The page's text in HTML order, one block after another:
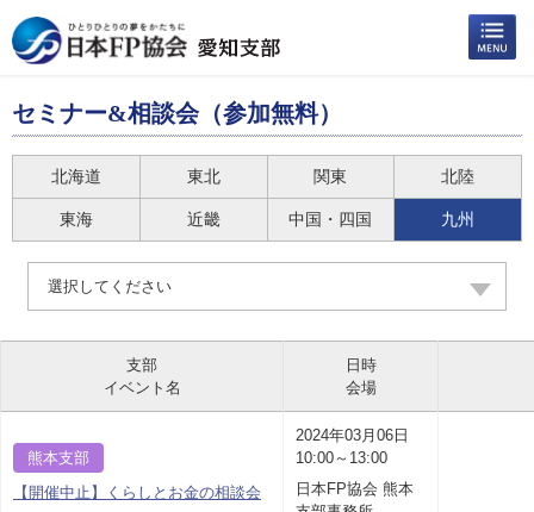
セミナー&相談会（参加無料）
北海道 東北 関東 北陸
東海 近畿 中国・四国 九州
選択してください
支部
イベント名
日時
会場
熊本支部
【開催中止】くらしとお金の相談会
2024年03月06日
10:00～13:00
日本FP協会 熊本